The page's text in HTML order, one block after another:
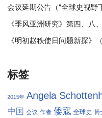
会议延期公告（“全球史视野
《季风亚洲研究》第四、八
《明初赵秩使日问题新探》
标签
2015年 Angela
中国 会议 作者 倭寇 全球史 博